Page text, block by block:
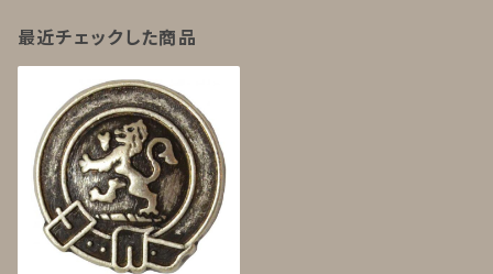
最近チェックした商品